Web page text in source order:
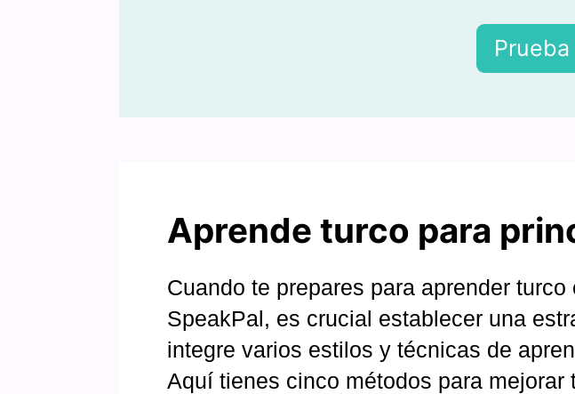
Aprende turco para
Cuando te prepares para aprender turco
SpeakPal, es crucial establecer una
integre varios estilos y técnicas de
Aquí tienes cinco métodos para mejorar